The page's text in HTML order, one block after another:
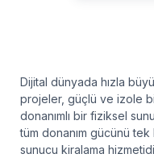
Dijital dünyada hızla
projeler, güçlü ve izole
donanımlı bir fiziksel
tüm donanım gücünü
sunucu kiralama